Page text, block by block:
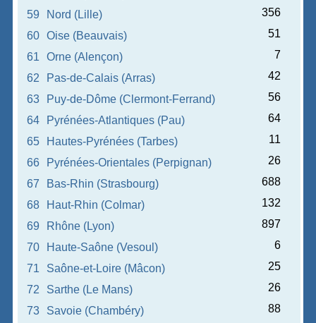
59
Nord (Lille)
356
60
Oise (Beauvais)
51
61
Orne (Alençon)
7
62
Pas-de-Calais (Arras)
42
63
Puy-de-Dôme (Clermont-Ferrand)
56
64
Pyrénées-Atlantiques (Pau)
64
65
Hautes-Pyrénées (Tarbes)
11
66
Pyrénées-Orientales (Perpignan)
26
67
Bas-Rhin (Strasbourg)
688
68
Haut-Rhin (Colmar)
132
69
Rhône (Lyon)
897
70
Haute-Saône (Vesoul)
6
71
Saône-et-Loire (Mâcon)
25
72
Sarthe (Le Mans)
26
73
Savoie (Chambéry)
88